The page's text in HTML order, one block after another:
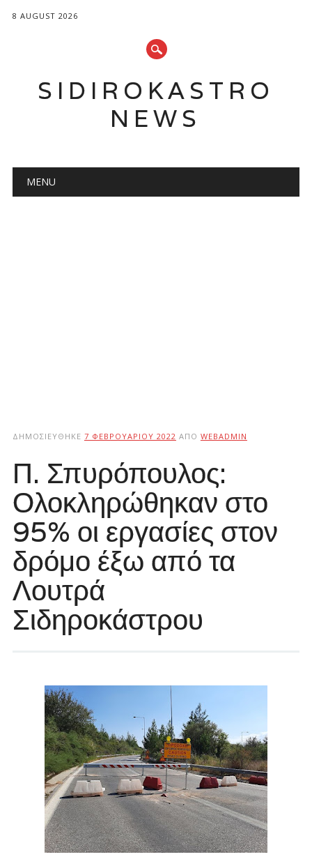
8 AUGUST 2026
SIDIROKASTRO
NEWS
Main menu
MENU
ΔΗΜΟΣΙΕΎΘΗΚΕ 7 ΦΕΒΡΟΥΑΡΊΟΥ 2022 ΑΠΌ WEBADMIN
Π. Σπυρόπουλος:
Ολοκληρώθηκαν στο
95% οι εργασίες στον
δρόμο έξω από τα
Λουτρά
Σιδηροκάστρου